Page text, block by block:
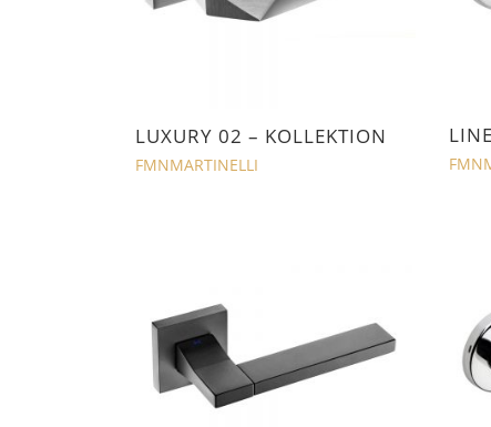
LUXURY 02 – KOLLEKTION
FMNMARTINELLI